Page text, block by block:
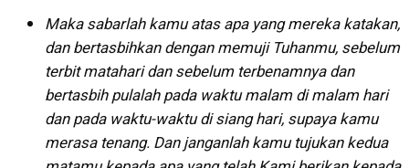
Maka sabarlah kamu atas apa yang mereka katakan,
dan bertasbihkan dengan memuji Tuhanmu, sebelum
terbit matahari dan sebelum terbenamnya dan
bertasbih pulalah pada waktu malam di malam hari
dan pada waktu-waktu di siang hari, supaya kamu
merasa tenang. Dan janganlah kamu tujukan kedua